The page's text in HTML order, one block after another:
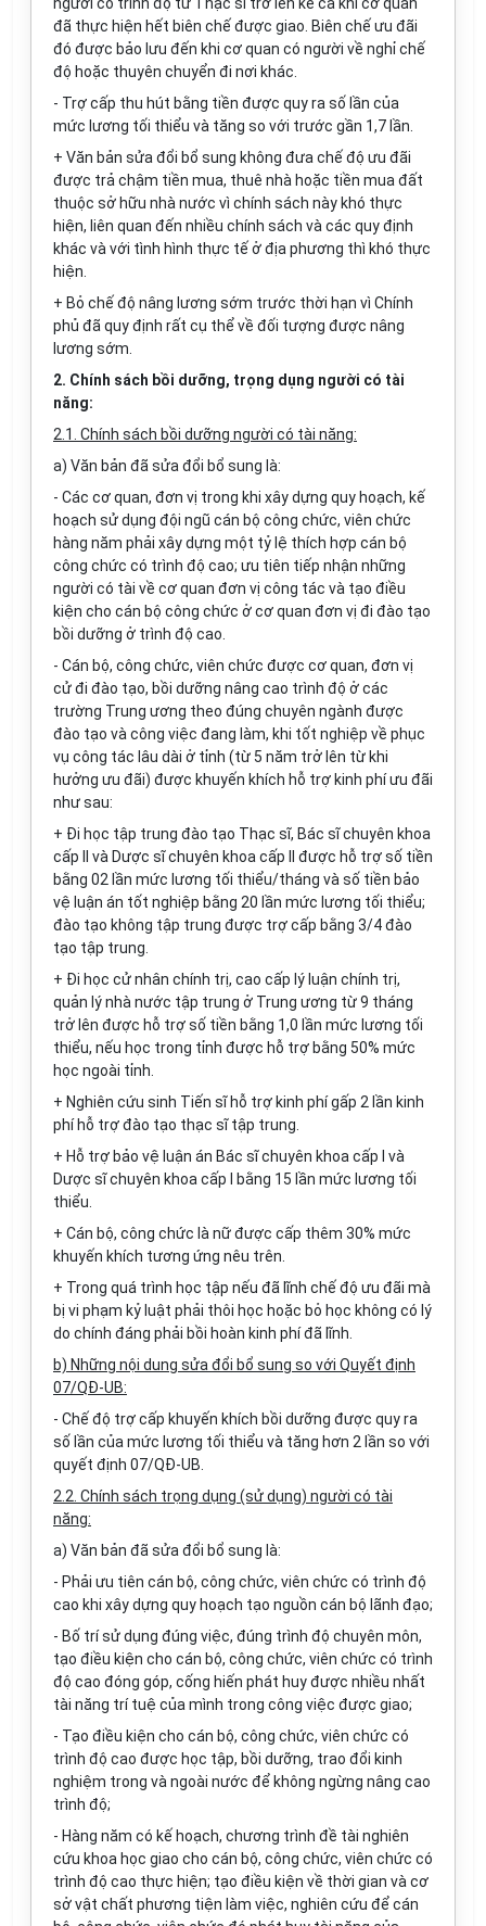
đã thực hiện hết biên chế được giao. Biên chế ưu đãi
đó được bảo ưu đến khi cơ quan có người về nghỉ chế
độ hoặc thuyên chuyển đi nơi khác.
- Trợ cấp thu hút bằng tiền được quy ra số lần của
mức lương tối thiểu và tăng so với trước gần 1,7 lần.
+ Văn bản sửa đổi bổ sung không đưa chế độ ưu đãi
được trả chậm tiền mua, thuê nhà hoặc tiền mua đất
thuộc sở hữu nhà nước vì chính sách này khó thực
hiện, liên quan đến nhiều chính sách và các quy định
khác và với tình hình thực tế ở địa phương thì khó thực
hiện.
+ Bỏ chế độ nâng lương sớm trước thời hạn vì Chính
phủ đã quy định rất cụ thể về đối tượng được nâng
lương sớm.
2. Chính sách bồi dưỡng, trọng dụng người có tài
năng:
2.1. Chính sách bồi dưỡng người có tài năng:
a) Văn bản đã sửa đổi bổ sung là:
- Các cơ quan, đơn vị trong khi xây dựng quy hoạch, kế
hoạch sử dụng đội ngũ cán bộ công chức, viên chức
hàng năm phải xây dựng một tỷ lệ thích hợp cán bộ
công chức có trình độ cao; ưu tiên tiếp nhận những
người có tài về cơ quan đơn vị công tác và tạo điều
kiện cho cán bộ công chức ở cơ quan đơn vị đi đào tạo
bồi dưỡng ở trình độ cao.
- Cán bộ, công chức, viên chức được cơ quan, đơn vị
cửđi đào tạo, bồi dưỡng nâng cao trình độ ở các
trường Trung ương theo đúng chuyên ngành được
đào tạo và công việc đang làm, khi tốt nghiệp về phục
vụ công tác lâu dài ở tỉnh (từ 5 năm trở lên từ khi
hưởng ưu đãi) được khuyến khích hỗ trợ kinh phí ưu đãi
như sau:
+ Đi học tập trung đào tạo Thạc sĩ, Bác sĩ chuyên khoa
cấp
và Dược sĩ chuyên khoa cấp II được hỗ trợ số tiền
bằng 02 lần mức lương tối thiểu/tháng và số tiền bảo
vệ luận án tốt nghiệp bằng 20 lần mức lương tối thiểu;
đào tạo không tập trung được trợ cấp bằng 3/4 đào
tạo tập trung.
+ Đi học cử nhân chính trị, cao cấp lý luận chính trị,
quản lý nhà nước tập trung ở Trung ương từ 9 tháng
trở lên được hỗ trợ số tiền bằng 1,0 lần mức lương tối
thiểu, nếu học trong tỉnh được hỗ trợ bằng 50% mức
học ngoài tỉnh.
+ Nghiên cứu sinh Tiến sĩ hỗ trợ kinh phí gấp 2 lần kinh
phí hỗ trợ đào tạo thạc sĩ tập trung.
+ Hỗ trợ bảo vệ luận án Bác sĩ chuyên khoa cấp I và
Dược sĩ chuyên khoa cấp
bằng 15 lần mức lương tối
thiểu.
+ Cán bộ, công chức là nữ được cấp thêm 30% mức
khuyến khích tương ứng nêu trên.
+ Trong quá trình học tập nếu đã lĩnh chế độ ưu đãi mà
bị vi phạm kỷ luật phải thôi học hoặc bỏ học không có lý
do chính đáng phải bồi hoàn kinh phí đã lĩnh
b) Những nội dung sửa đổi bổ sung so với Quyết định
07/QĐ-UB:
- Chế độ trợ cấp khuyến khích bồi dưỡng được quy ra
số lần của mức lương tối thiểu và tăng hơn 2 l ần so với
quyết định 07/QĐ-UB.
2.2. Chính sách trọng dụng (sử dụng) người có tài
năng:
a) Văn bản đã sửa đổi bổ sung là:
- Phải ưu tiên cán bộ, công chức, viên chức có trình độ
cao khi xây dựng quy hoạch tạo nguồn cán bộ lãnh đạo;
- Bố trí sử dụng đúng việc, đúng trình độ chuyên môn,
tạo điều kiện cho cán bộ, công chức, viên chức có trình
độ cao đóng góp, cống hiến phát huy được nhiều nhất
tài năng trí tuệ của mình trong công việc được giao;
- Tạo điều kiện cho cán bộ, công chức, viên chức có
trình độ cao được học tập, bồi dưỡng, trao đổi kinh
nghiệm trong và ngoài nước để không ngừng nâng cao
trình độ;
- Hàng năm có kế hoạch, chương trình đề tài nghiên
cứu khoa học giao cho cán bộ, công chức, viên chức có
trình độ cao thực hiện; tạo điều kiện về thời gian và cơ
sở vật chất phương tiện làm việc, nghiên cứu để cán